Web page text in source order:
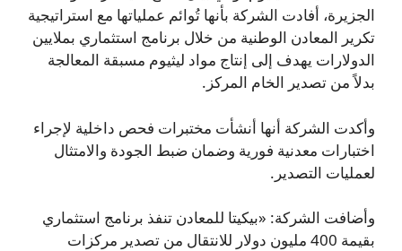
الجزيرة، أفادت الشركة بأنها تُوائم عملياتها مع استراتيجية
تكرير المعادن الوطنية من خلال برنامج استثماري بملايين
الدولارات يهدف إلى إنتاج مواد ليثيوم مسبقة المعالجة
بدلاً من تصدير الخام المركز.
وأكدت الشركة أنها أنشأت مختبرات فحص داخلية لإجراء
اختبارات معدنية فورية وضمان ضبط الجودة والامتثال
لعمليات التصدير.
وأضافت الشركة: «بيكيتا للمعادن تنفذ برنامج استثماري
بقيمة 400 مليون دولار للانتقال من تصدير مركزات